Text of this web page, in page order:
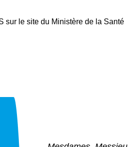
sur le site du Ministère de la Santé